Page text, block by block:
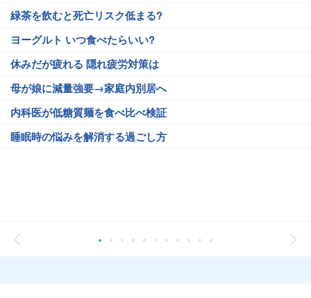
緑茶を飲むと死亡リスク低まる?
ヨーグルト いつ食べたらいい?
休みだが疲れる 隠れ疲労対策は
母が娘に減量強要→家庭内別居へ
内科医が低糖質麺を食べ比べ検証
睡眠時の悩みを解消する過ごし方